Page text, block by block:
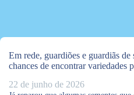
Em rede, guardiões e guardiãs de
chances de encontrar variedades
22 de junho de 2026